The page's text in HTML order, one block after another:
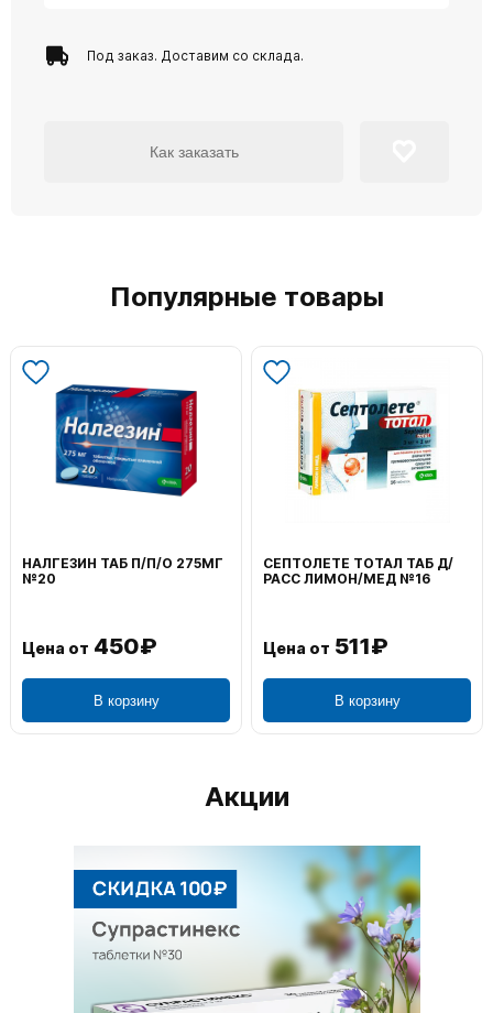
Под заказ. Доставим со склада.
Как заказать
Популярные товары
НАЛГЕЗИН ТАБ П/П/О 275МГ
№20
Цена от 450₽
В корзину
СЕПТОЛЕТЕ ТОТАЛ ТАБ Д/
РАСС ЛИМОН/МЕД №16
Цена от 511₽
В корзину
Акции